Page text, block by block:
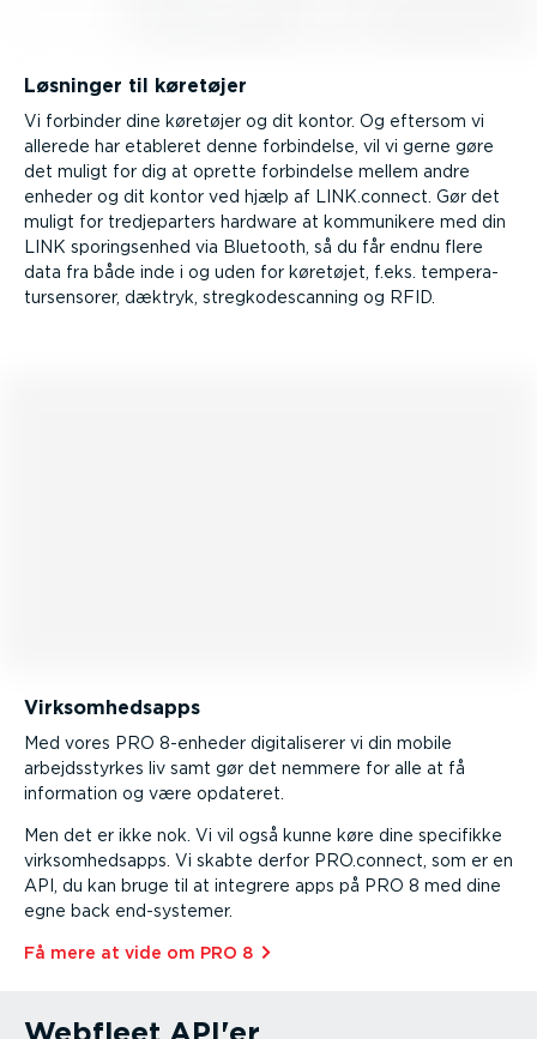
Løsninger til køretøjer
Vi forbinder dine køretøjer og dit kontor. Og eftersom vi
allerede har etableret denne forbindelse, vil vi gerne gøre
det muligt for dig at oprette forbindelse mellem andre
enheder og dit kontor ved hjælp af LINK.connect. Gør det
muligt for tredje­parters hardware at kommunikere med din
LINK sporings­enhed via Bluetooth, så du får endnu flere
data fra både inde i og uden for køretøjet, f.eks. tempe­ra­
tur­sen­sorer, dæktryk, streg­ko­descanning og RFID.
Virksom­hedsapps
Med vores PRO 8-enheder digita­li­serer vi din mobile
arbejds­styrkes liv samt gør det nemmere for alle at få
information og være opdateret.
Men det er ikke nok. Vi vil også kunne køre dine specifikke
virksom­hedsapps. Vi skabte derfor PRO.connect, som er en
API, du kan bruge til at integrere apps på PRO 8 med dine
egne back end-sy­stemer.
Få mere at vide om PRO 8⁠